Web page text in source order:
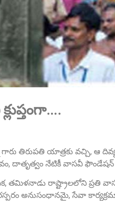
గారు తిరుపతి యాత్రకు వచ్చి, ఆ
దాతృత్వం నేటికీ వాసవీ
తమిళనాడు రాష్ట్రాలలోని
అనుసంధానమై, సేవా